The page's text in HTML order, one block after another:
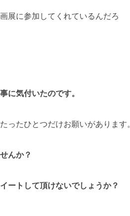
展に参加してくれているんだろ
に気付いたのです。
ったひとつだけお願いがあります。
んか？
トして頂けないでしょうか？